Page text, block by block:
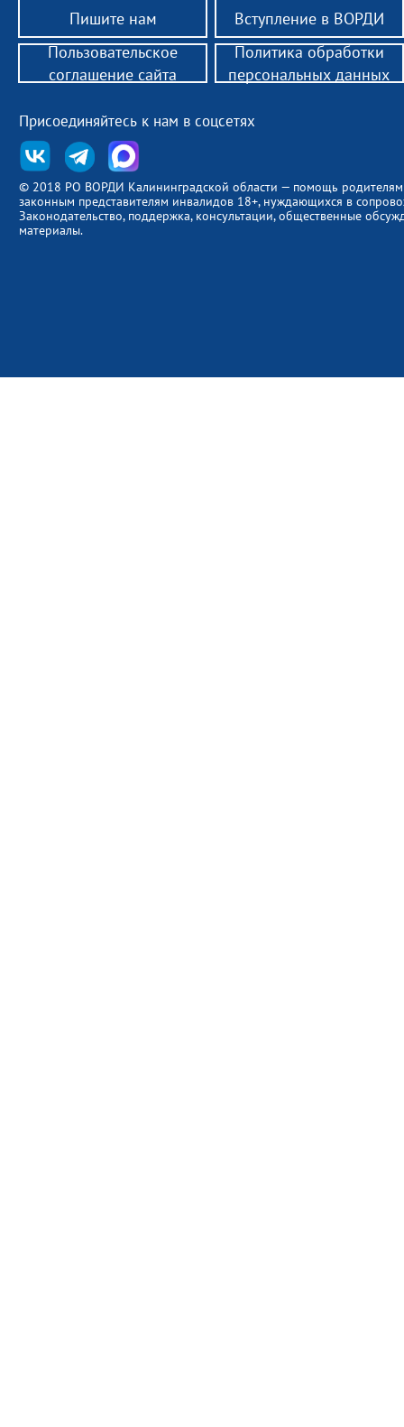
Пишите нам Вступление в ВОРДИ
© 2018 РО ВОРДИ Калининградской области — помощь
законным представителям инвалидов 18+, нуждающихся в
Законодательство, поддержка, консультации, общественные
материалы.
Присоединяйтесь к нам в соцсетях
Пользовательское
соглашение сайта
Политика обработки
персональных данных